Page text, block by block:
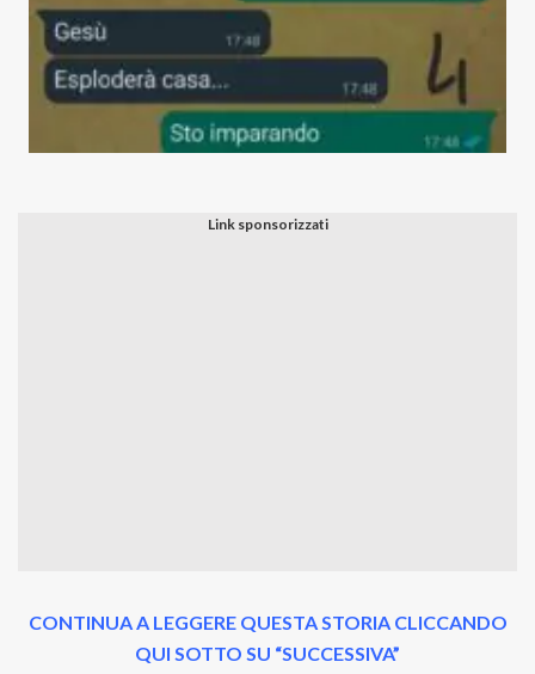
CONTINUA A LEGGERE QUESTA STORIA CLICCANDO
QUI SOTTO SU “SUCCESSIVA”